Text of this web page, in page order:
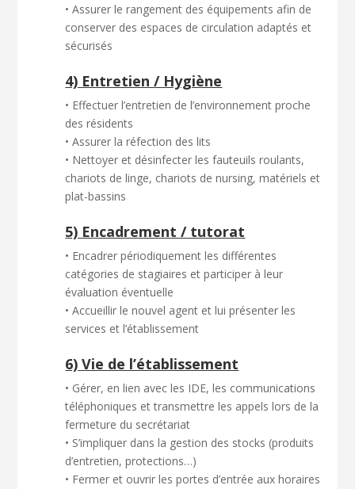
• Assurer le rangement des équipements afin de
conserver des espaces de circulation adaptés et
sécurisés
4) Entretien / Hygiène
• Effectuer l’entretien de l’environnement proche
des résidents
• Assurer la réfection des lits
• Nettoyer et désinfecter les fauteuils roulants,
chariots de linge, chariots de nursing, matériels et
plat-bassins
5) Encadrement / tutorat
• Encadrer périodiquement les différentes
catégories de stagiaires et participer à leur
évaluation éventuelle
• Accueillir le nouvel agent et lui présenter les
services et l’établissement
6) Vie de l’établissement
• Gérer, en lien avec les IDE, les communications
téléphoniques et transmettre les appels lors de la
fermeture du secrétariat
• S’impliquer dans la gestion des stocks (produits
d’entretien, protections…)
• Fermer et ouvrir les portes d’entrée aux horaires